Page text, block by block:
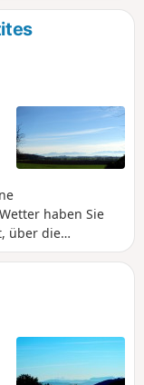
haben Sie
über die
Gebirge.